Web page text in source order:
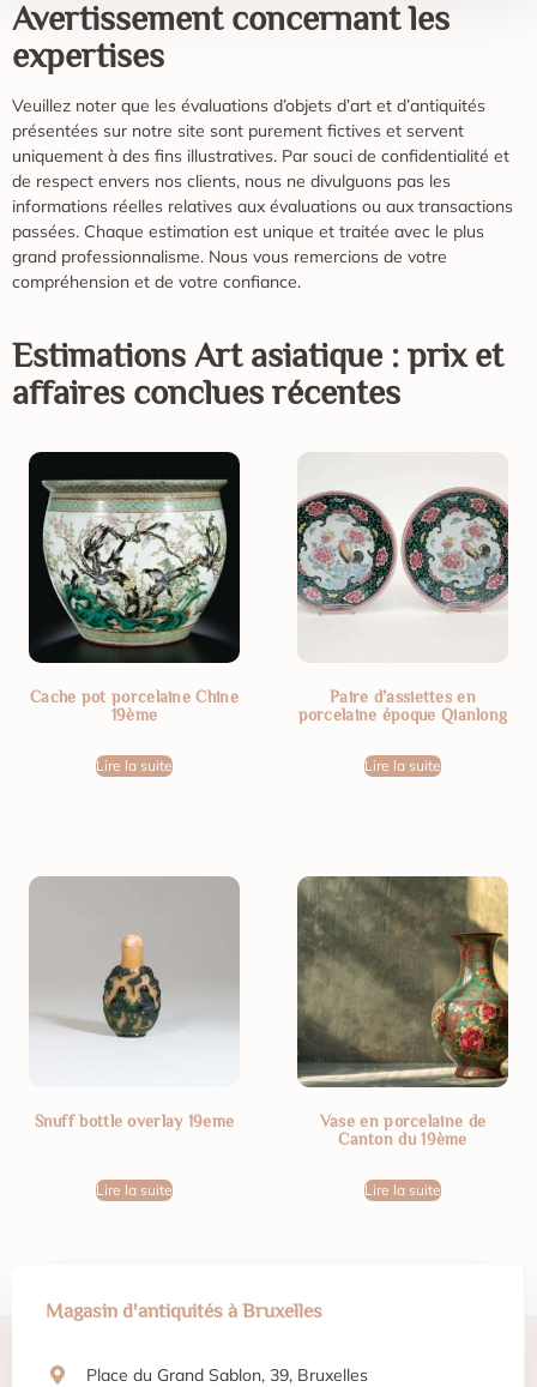
Avertissement concernant les
expertises
Veuillez noter que les évaluations d’objets d’art et d’antiquités
présentées sur notre site sont purement fictives et servent
uniquement à des fins illustratives. Par souci de confidentialité et
de respect envers nos clients, nous ne divulguons pas les
informations réelles relatives aux évaluations ou aux transactions
passées. Chaque estimation est unique et traitée avec le plus
grand professionnalisme. Nous vous remercions de votre
compréhension et de votre confiance.
Estimations Art asiatique : prix et
affaires conclues récentes
Cache pot porcelaine Chine
19ème
Lire la suite
Paire d’assiettes en
porcelaine époque Qianlong
Lire la suite
Snuff bottle overlay 19eme
Lire la suite
Vase en porcelaine de
Canton du 19ème
Lire la suite
Magasin d'antiquités à Bruxelles
Place du Grand Sablon, 39, Bruxelles